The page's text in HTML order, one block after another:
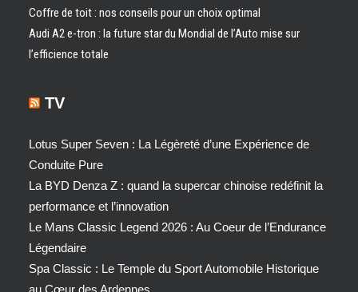
Coffre de toit : nos conseils pour un choix optimal
Audi A2 e-tron : la future star du Mondial de l’Auto mise sur
l’efficience totale
TV
Lotus Super Seven : La Légèreté d’une Expérience de
Conduite Pure
La BYD Denza Z : quand la supercar chinoise redéfinit la
performance et l’innovation
Le Mans Classic Legend 2026 : Au Coeur de l’Endurance
Légendaire
Spa Classic : Le Temple du Sport Automobile Historique
au Cœur des Ardennes